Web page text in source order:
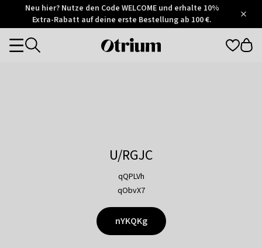
Otrium
Trustpilot
Neu hier? Nutze den Code WELCOME und erhalte 10%
Extra-Rabatt auf deine erste Bestellung ab 100 €.
Otrium
Categories
U/RGJC
qQPLVh
qObvX7
nYKQKg